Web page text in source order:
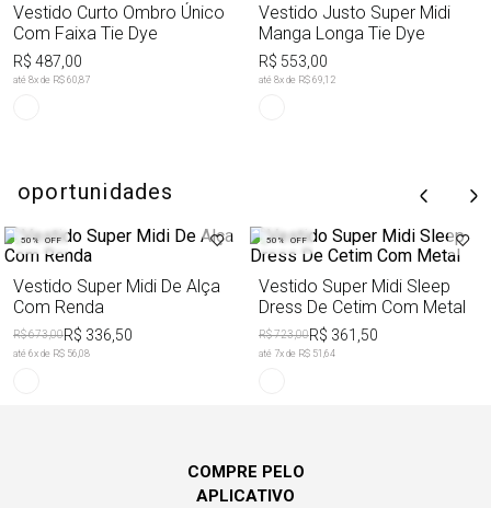
Vestido Curto Ombro Único
Com Faixa Tie Dye
R$ 487,00
até 8x de R$ 60,87
Vestido Justo Super Midi
Manga Longa Tie Dye
R$ 553,00
até 8x de R$ 69,12
oportunidades
50% OFF
Vestido Super Midi De Alça
Com Renda
R$ 673,00R$ 336,50
até 6x de R$ 56,08
50% OFF
Vestido Super Midi Sleep
Dress De Cetim Com Metal
R$ 723,00R$ 361,50
até 7x de R$ 51,64
COMPRE PELO
APLICATIVO